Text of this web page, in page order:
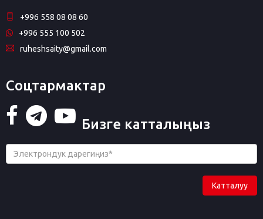
+996 558 08 08 60
+996 555 100 502
ruheshsaity@gmail.com
Соцтармактар
Бизге катталыңыз
Катталуу